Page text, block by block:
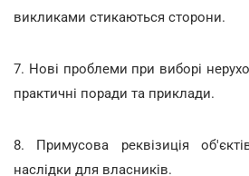
викликами стикаються сторони.
7. Нові проблеми при виборі
практичні поради та приклади.
8. Примусова реквізиція
наслідки для власників.